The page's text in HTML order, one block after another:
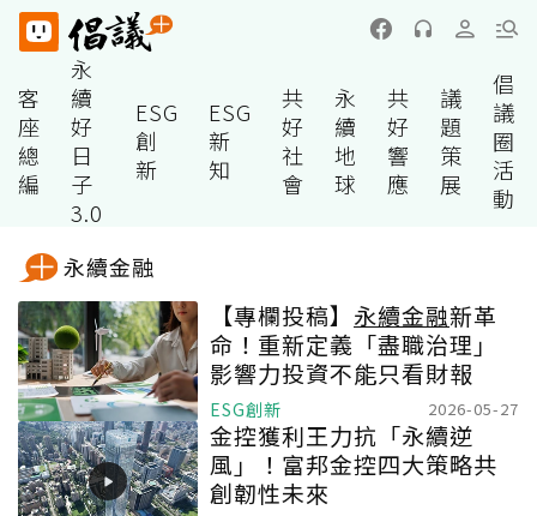
客
座
總
編
永
續
好
日
子
3.0
ESG
創
新
ESG
新
知
共
好
社
會
永
續
地
球
共
好
響
應
議
題
策
展
倡
議
圈
活
動
永續金融
【專欄投稿】 永續金融新革
命！重新定義「盡職治理」
影響力投資不能只看財報
ESG創新 2026-05-27
金控獲利王力抗「永續逆
風」！富邦金控四大策略共
創韌性未來